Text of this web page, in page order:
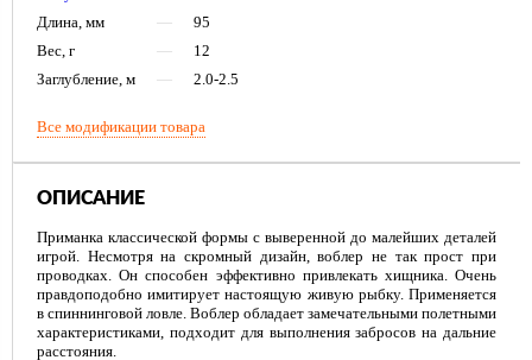
Длина, мм
—
95
Вес, г
—
12
Заглубление, м
— 2.0-2.5
Все модификации товара
ОПИСАНИЕ
Приманка классической формы с выверенной до малейших деталей
игрой. Несмотря на скромный дизайн, воблер не так прост при
проводках. Он способен эффективно привлекать хищника. Очень
правдоподобно имитирует настоящую живую рыбку. Применяется
в спиннинговой ловле. Воблер обладает замечательными полетными
характеристиками, подходит для выполнения забросов на дальние
расстояния.